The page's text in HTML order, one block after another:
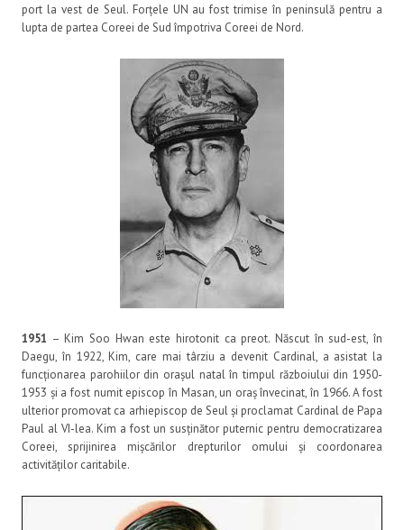
port la vest de Seul. Forțele UN au fost trimise în peninsulă pentru a
lupta de partea Coreei de Sud împotriva Coreei de Nord.
1951 – Kim Soo Hwan este hirotonit ca preot. Născut în sud-est, în
Daegu, în 1922, Kim, care mai târziu a devenit Cardinal, a asistat la
funcționarea parohiilor din orașul natal în timpul războiului din 1950-
1953 și a fost numit episcop în Masan, un oraș învecinat, în 1966. A fost
ulterior promovat ca arhiepiscop de Seul și proclamat Cardinal de Papa
Paul al VI-lea. Kim a fost un susținător puternic pentru democratizarea
Coreei, sprijinirea mișcărilor drepturilor omului și coordonarea
activităților caritabile.